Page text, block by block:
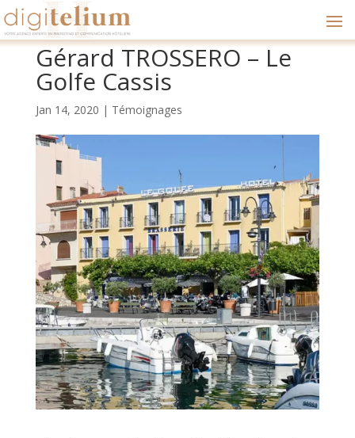
Gérard TROSSERO – Le
Golfe Cassis
Jan 14, 2020 | Témoignages